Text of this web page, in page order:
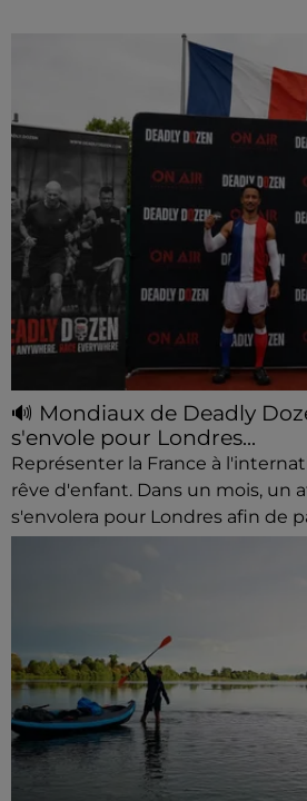
🔊 Mondiaux de Deadly
s'envole pour Londres...
Représenter la France à
rêve d'enfant. Dans un mois, un
s'envolera pour Londres afin de